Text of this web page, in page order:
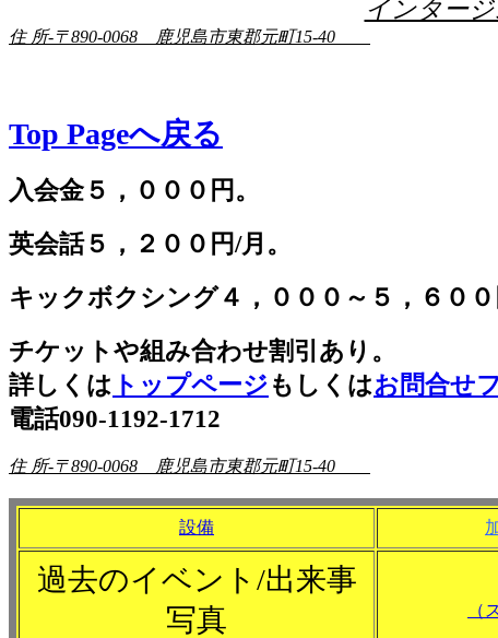
インタージ
住 所-〒890-0068 鹿児島市東郡元町15-40
Top Pageへ戻る
入会金５，０００円。
英会話５，２００円/月。
キックボクシング４，０００～５，６００
チケットや組み合わせ割引あり。
詳しくは トップページもしくはお問合せ
電話090-1192-1712
住 所-〒890-0068 鹿児島市東郡元町15-40
設備
過去のイベント/出来事
写真
（